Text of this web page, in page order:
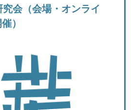
究会（会場・オンライ
）